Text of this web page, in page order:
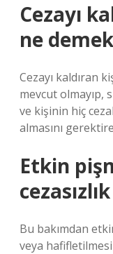
Cezayı
ne
Cezayı kaldıran
mevcut olmayıp,
ve kişinin hiç
almasını
Etkin
Bu bakımdan
veya